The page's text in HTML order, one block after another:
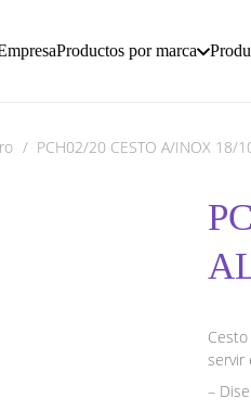
Productos por marca
/ PCH02/20 CESTO A/INOX 18/
servir
–